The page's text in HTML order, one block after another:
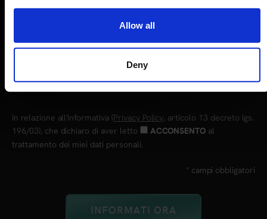
Allow all
Deny
In relazione all'informativa (Privacy Policy, articolo 13 decreto lgs.
196/03), che dichiaro di aver letto
ACCONSENTO al
trattamento dei miei dati personali.
* campi obbligatori